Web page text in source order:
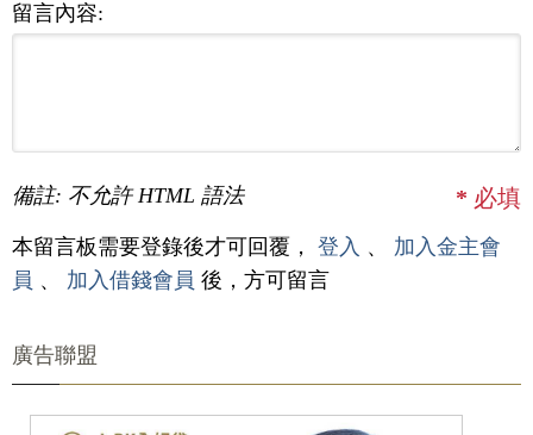
留言內容:
備註: 不允許 HTML 語法 * 必填
本留言板需要登錄後才可回覆， 登入 、 加入金主會
員 、 加入借錢會員 後，方可留言
廣告聯盟